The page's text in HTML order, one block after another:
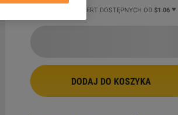
11 WIĘCEJ OFERT DOSTĘPNYCH OD $1.06
DODAJ DO KOSZYKA